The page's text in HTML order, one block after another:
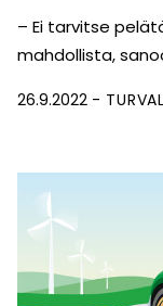
– Ei tarvitse
mahdollista,
26.9.2022